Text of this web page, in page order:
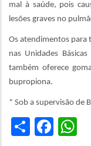
mal à saúde, pois
lesões graves no
Os atendimentos para
nas Unidades
também oferece
bupropiona.
* Sob a supervisão de
Share